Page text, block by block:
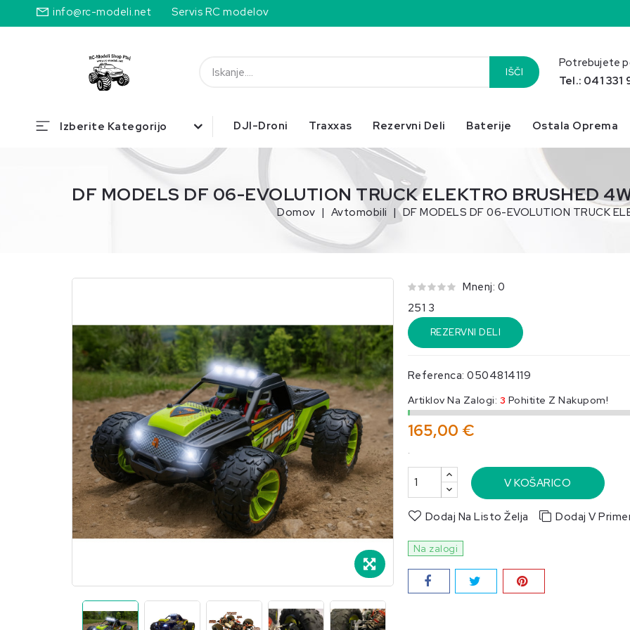
info@rc-modeli.net Servis RC modelov
IŠČI
Potrebujete
Tel.: 041 331
Izberite Kategorijo DJI-Droni Traxxas Rezervni Deli Baterije Ostala Oprema
DF MODELS DF 06-EVOLUTION TRUCK ELEKTRO BRUSHED
Domov Avtomobili DF MODELS DF 06-EVOLUTION TRUCK
Mnenj: 0
251 3
REZERVNI DELI
Referenca: 0504814119
Artiklov Na Zalogi: 3 Pohitite Z Nakupom!
165,00 €
.
V KOŠARICO
Dodaj Na Listo Želja Dodaj V
Na zalogi